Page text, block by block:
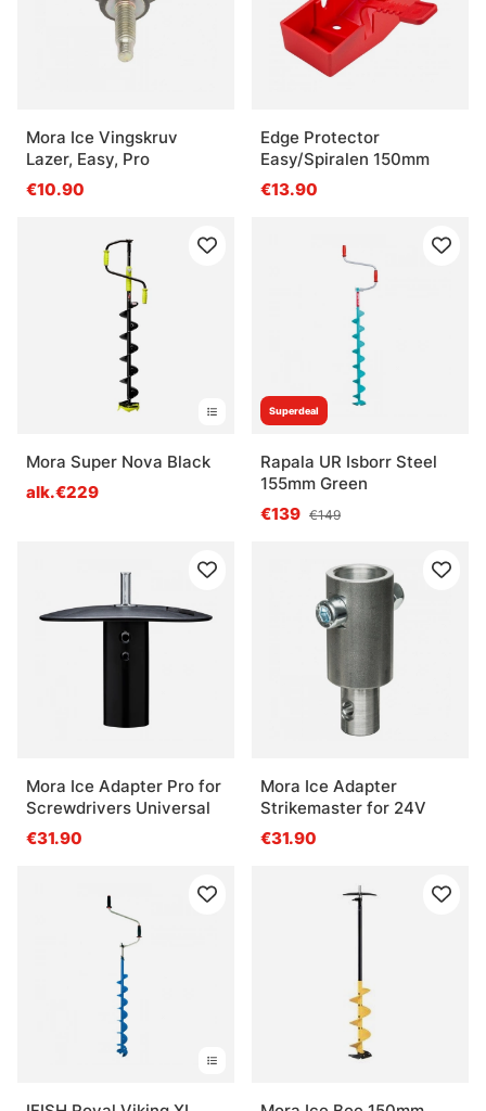
Mora Ice Vingskruv
Lazer, Easy, Pro
€10.90
Edge Protector
Easy/Spiralen 150mm
€13.90
Mora Super Nova Black
alk.€229
Superdeal
Rapala UR Isborr Steel
155mm Green
€139 €149
Mora Ice Adapter Pro for
Screwdrivers Universal
€31.90
Mora Ice Adapter
Strikemaster for 24V
€31.90